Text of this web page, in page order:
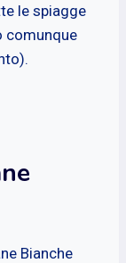
le spiagge
comunque
Bianche